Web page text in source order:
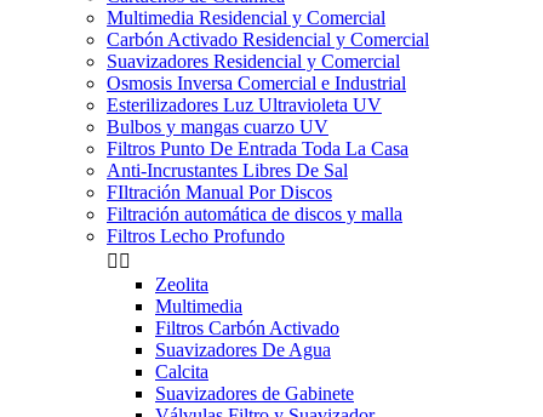
Multimedia Residencial y Comercial
Carbón Activado Residencial y Comercial
Suavizadores Residencial y Comercial
Osmosis Inversa Comercial e Industrial
Esterilizadores Luz Ultravioleta UV
Bulbos y mangas cuarzo UV
Filtros Punto De Entrada Toda La Casa
Anti-Incrustantes Libres De Sal
FIltración Manual Por Discos
Filtración automática de discos y malla
Filtros Lecho Profundo
 
Zeolita
Multimedia
Filtros Carbón Activado
Suavizadores De Agua
Calcita
Suavizadores de Gabinete